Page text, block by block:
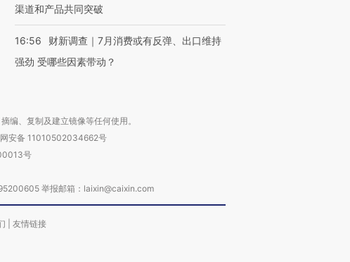
渠道和产品共同突破
16:56
财新调查｜7月消费或有反弹、出口维持
强劲 受哪些因素带动？
编、复制及建立镜像等任何使用。
安备 11010502034662号
号
举报邮箱：laixin@caixin.com
友情链接